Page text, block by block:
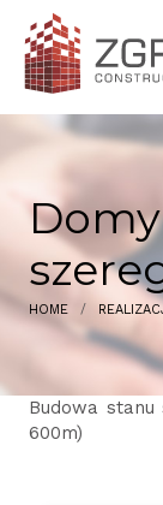
HOME /
Budowa
600m)